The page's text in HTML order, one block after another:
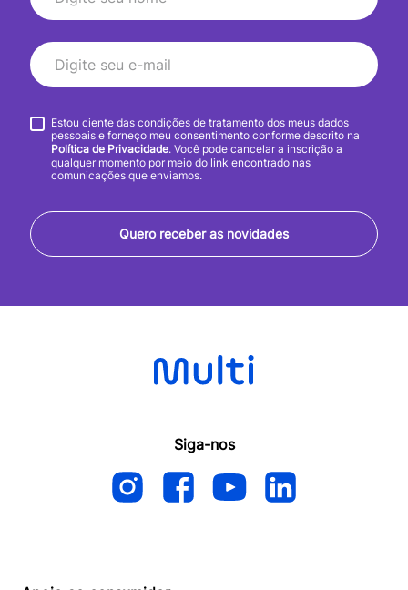
Quero receber as novidades
Estou ciente das condições de tratamento dos meus dados
pessoais e forneço meu consentimento conforme descrito na
Política de Privacidade. Você pode cancelar a inscrição a
qualquer momento por meio do link encontrado nas
comunicações que enviamos.
Siga-nos